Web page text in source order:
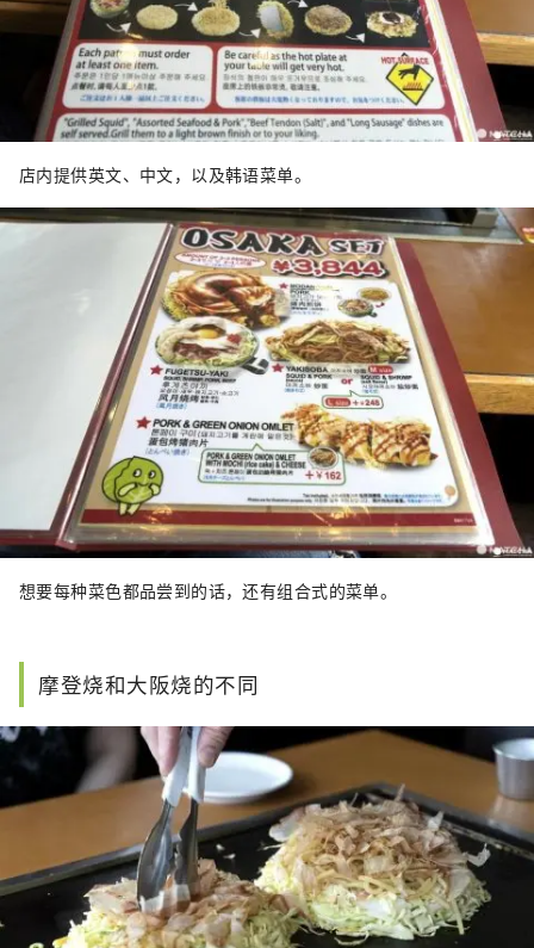
店内提供英文、中文，以及韩语菜单。
想要每种菜色都品尝到的话，还有组合式的菜单。
摩登烧和大阪烧的不同